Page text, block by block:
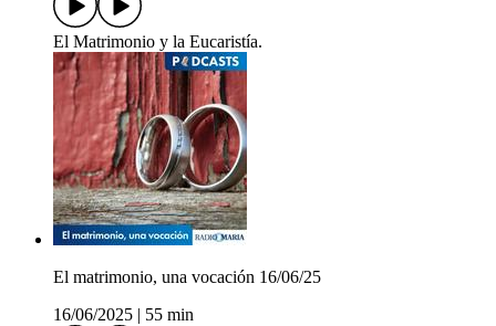
El Matrimonio y la Eucaristía.
El matrimonio, una vocación 16/06/25
16/06/2025
55 min